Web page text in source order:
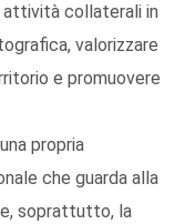
attività collaterali in
valorizzare
e promuovere
propria
che guarda alla
soprattutto, la